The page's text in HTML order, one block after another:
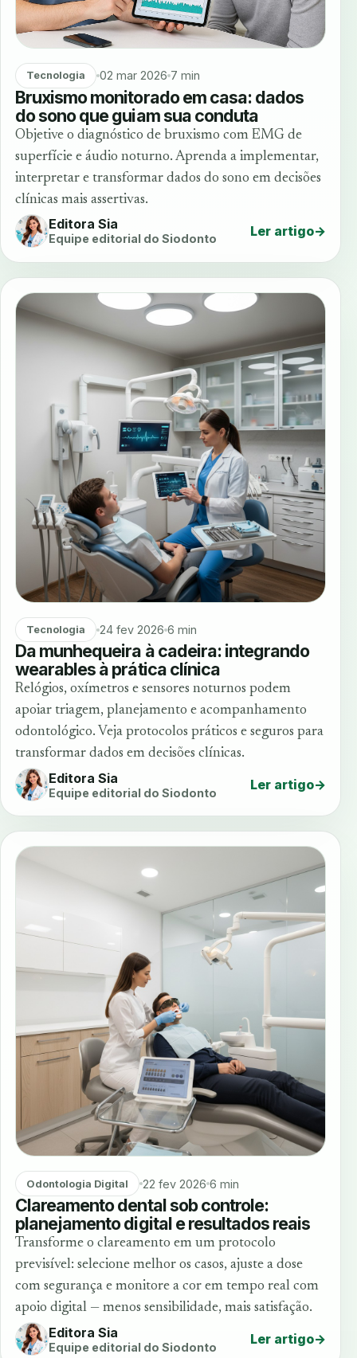
Tecnologia 02 mar 2026 7 min
Bruxismo monitorado em casa: dados
do sono que guiam sua conduta
Objetive o diagnóstico de bruxismo com EMG de
superfície e áudio noturno. Aprenda a implementar,
interpretar e transformar dados do sono em decisões
clínicas mais assertivas.
Editora Sia
Equipe editorial do Siodonto Ler artigo→
Tecnologia 24 fev 2026 6 min
Da munhequeira à cadeira: integrando
wearables à prática clínica
Relógios, oxímetros e sensores noturnos podem
apoiar triagem, planejamento e acompanhamento
odontológico. Veja protocolos práticos e seguros para
transformar dados em decisões clínicas.
Editora Sia
Equipe editorial do Siodonto Ler artigo→
Odontologia Digital 22 fev 2026 6 min
Clareamento dental sob controle:
planejamento digital e resultados reais
Transforme o clareamento em um protocolo
previsível: selecione melhor os casos, ajuste a dose
com segurança e monitore a cor em tempo real com
apoio digital — menos sensibilidade, mais satisfação.
Editora Sia
Equipe editorial do Siodonto Ler artigo→